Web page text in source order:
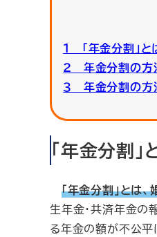
１ 「年金分割」
２ 年金分割の方
３ 年金分割の方
「年金分割
「年金分割」とは
生年金・共済年金の
る年金の額が不公平